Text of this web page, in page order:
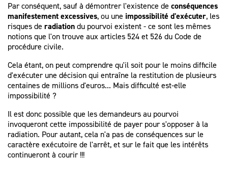
Par conséquent, sauf à démontrer l'existence de conséquences
manifestement excessives, ou une impossibilité d'exécuter, les
risques de radiationdu pourvoi existent - ce sont les mêmes
notions que l'on trouve aux articles 524 et 526 du Code de
procédure civile.
Cela étant, on peut comprendre qu'il soit pour le moins difficile
d'exécuter une décision qui entraîne la restitution de plusieurs
centaines de millions d'euros... Mais difficulté est-elle
impossibilité ?
Il est donc possible que les demandeurs au pourvoi
invoqueront cette impossibilité de payer pour s'opposer à la
radiation. Pour autant, cela n'a pas de conséquences sur le
caractère exécutoire de l'arrêt, et sur le fait que les intérêts
continueront à courir !!!